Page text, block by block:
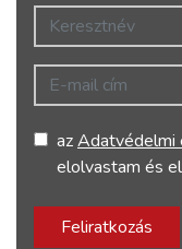
Keresztnév
E-mail cím
azAdatvédelmi
elolvastam és
Feliratkozás